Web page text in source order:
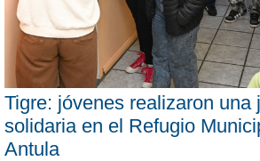
Tigre: jóvenes realizaron una
solidaria en el Refugio
Antula